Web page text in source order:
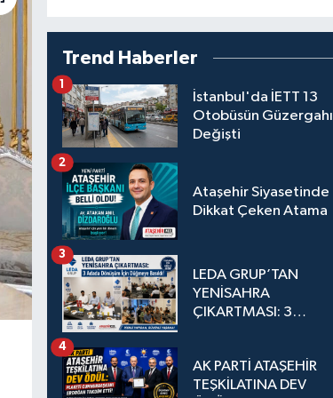
Trend Haberler
İstanbul'da İETT 13
Otobüsün Güzergahı
Değişti
1
Ataşehir Siyasetinde
Dikkat Çeken Atama
2
LEDA GRUP’TAN
YENİSAHRA
ÇIKARTMASI: 3
3
AK PARTİ ATAŞEHİR
TEŞKİLATINA DEV
4